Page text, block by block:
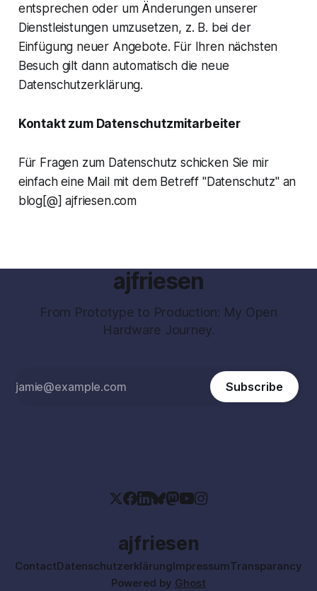
entsprechen oder um Änderungen unserer
Dienstleistungen umzusetzen, z. B. bei der
Einfügung neuer Angebote. Für Ihren nächsten
Besuch gilt dann automatisch die neue
Datenschutzerklärung.
Kontakt zum Datenschutzmitarbeiter
Für Fragen zum Datenschutz schicken Sie mir
einfach eine Mail mit dem Betreff "Datenschutz" an
blog[@] ajfriesen.com
ajfriesen
From Prototype to Production: My Open
Hardware Journey.
Subscribe
ajfriesen
ContactDatenschutzerklärungImpressumTransparancy
Powered by Ghost